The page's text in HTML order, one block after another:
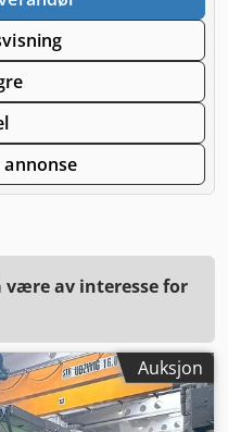
være av interesse for
Auksjon